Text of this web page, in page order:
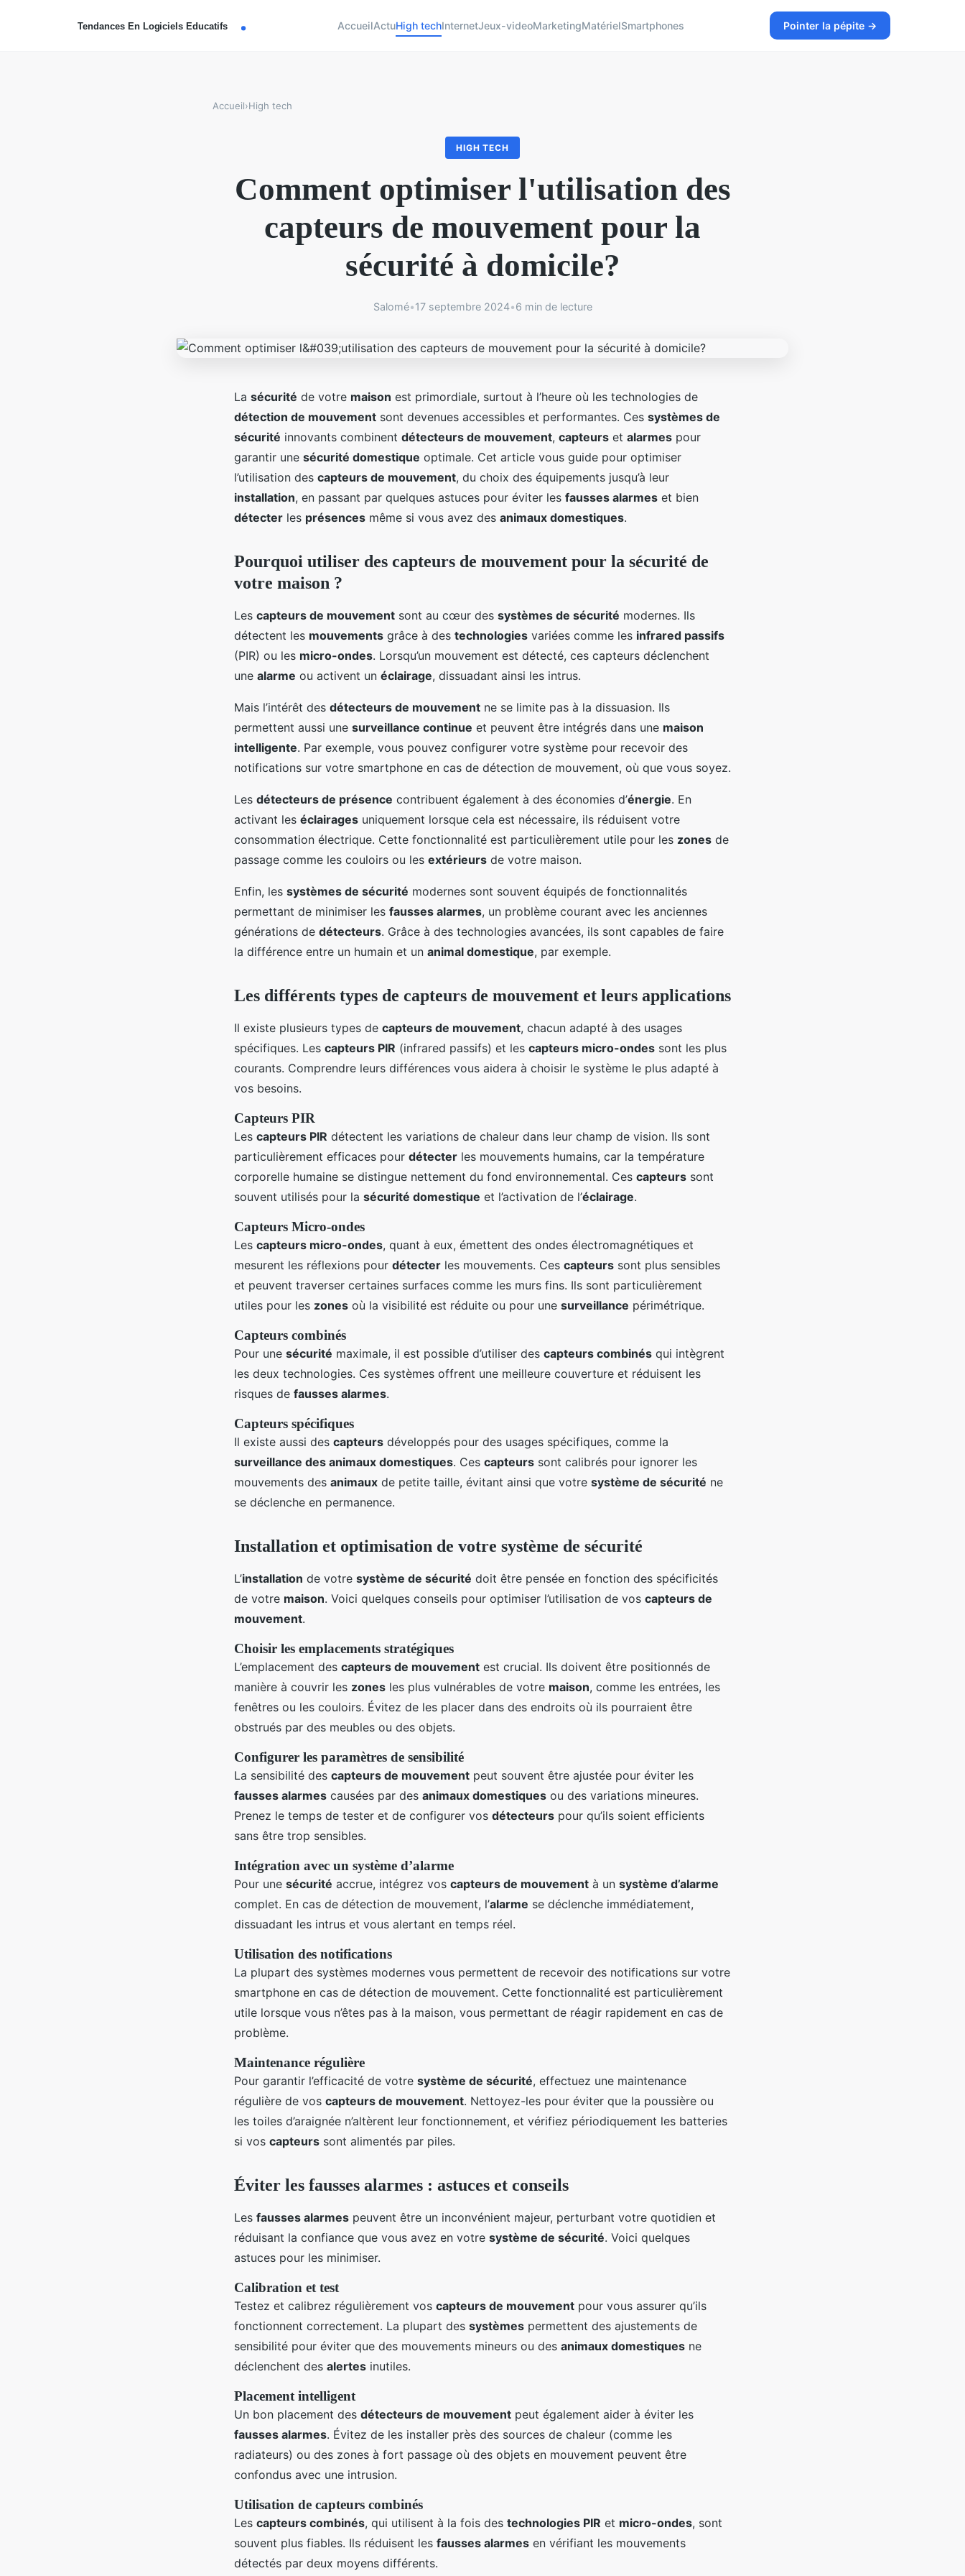
AccueilActuHigh techInternetJeux-videoMarketingMatérielSmartphones Pointer la pépite →
Accueil›High tech
HIGH TECH
Comment optimiser l'utilisation des
capteurs de mouvement pour la
sécurité à domicile?
Salomé•17 septembre 2024•6 min de lecture
La sécurité de votre maison est primordiale, surtout à l’heure où les technologies de
détection de mouvement sont devenues accessibles et performantes. Ces systèmes de
sécurité innovants combinent détecteurs de mouvement, capteurs et alarmes pour
garantir une sécurité domestique optimale. Cet article vous guide pour optimiser
l’utilisation des capteurs de mouvement, du choix des équipements jusqu’à leur
installation, en passant par quelques astuces pour éviter les fausses alarmes et bien
détecter les présences même si vous avez des animaux domestiques.
Pourquoi utiliser des capteurs de mouvement pour la sécurité de
votre maison ?
Les capteurs de mouvement sont au cœur des systèmes de sécurité modernes. Ils
détectent les mouvements grâce à des technologies variées comme les infrared passifs
(PIR) ou les micro-ondes. Lorsqu’un mouvement est détecté, ces capteurs déclenchent
une alarme ou activent un éclairage, dissuadant ainsi les intrus.
Mais l’intérêt des détecteurs de mouvement ne se limite pas à la dissuasion. Ils
permettent aussi une surveillance continue et peuvent être intégrés dans une maison
intelligente. Par exemple, vous pouvez configurer votre système pour recevoir des
notifications sur votre smartphone en cas de détection de mouvement, où que vous soyez.
Les détecteurs de présence contribuent également à des économies d’énergie. En
activant les éclairages uniquement lorsque cela est nécessaire, ils réduisent votre
consommation électrique. Cette fonctionnalité est particulièrement utile pour les zones de
passage comme les couloirs ou les extérieurs de votre maison.
Enfin, les systèmes de sécurité modernes sont souvent équipés de fonctionnalités
permettant de minimiser les fausses alarmes, un problème courant avec les anciennes
générations de détecteurs. Grâce à des technologies avancées, ils sont capables de faire
la différence entre un humain et un animal domestique, par exemple.
Les différents types de capteurs de mouvement et leurs applications
Il existe plusieurs types de capteurs de mouvement, chacun adapté à des usages
spécifiques. Les capteurs PIR (infrared passifs) et les capteurs micro-ondes sont les plus
courants. Comprendre leurs différences vous aidera à choisir le système le plus adapté à
vos besoins.
Capteurs PIR
Les capteurs PIR détectent les variations de chaleur dans leur champ de vision. Ils sont
particulièrement efficaces pour détecter les mouvements humains, car la température
corporelle humaine se distingue nettement du fond environnemental. Ces capteurs sont
souvent utilisés pour la sécurité domestique et l’activation de l’éclairage.
Capteurs Micro-ondes
Les capteurs micro-ondes, quant à eux, émettent des ondes électromagnétiques et
mesurent les réflexions pour détecter les mouvements. Ces capteurs sont plus sensibles
et peuvent traverser certaines surfaces comme les murs fins. Ils sont particulièrement
utiles pour les zones où la visibilité est réduite ou pour une surveillance périmétrique.
Capteurs combinés
Pour une sécurité maximale, il est possible d’utiliser des capteurs combinés qui intègrent
les deux technologies. Ces systèmes offrent une meilleure couverture et réduisent les
risques de fausses alarmes.
Capteurs spécifiques
Il existe aussi des capteurs développés pour des usages spécifiques, comme la
surveillance des animaux domestiques. Ces capteurs sont calibrés pour ignorer les
mouvements des animaux de petite taille, évitant ainsi que votre système de sécurité ne
se déclenche en permanence.
Installation et optimisation de votre système de sécurité
L’installation de votre système de sécurité doit être pensée en fonction des spécificités
de votre maison. Voici quelques conseils pour optimiser l’utilisation de vos capteurs de
mouvement.
Choisir les emplacements stratégiques
L’emplacement des capteurs de mouvement est crucial. Ils doivent être positionnés de
manière à couvrir les zones les plus vulnérables de votre maison, comme les entrées, les
fenêtres ou les couloirs. Évitez de les placer dans des endroits où ils pourraient être
obstrués par des meubles ou des objets.
Configurer les paramètres de sensibilité
La sensibilité des capteurs de mouvement peut souvent être ajustée pour éviter les
fausses alarmes causées par des animaux domestiques ou des variations mineures.
Prenez le temps de tester et de configurer vos détecteurs pour qu’ils soient efficients
sans être trop sensibles.
Intégration avec un système d’alarme
Pour une sécurité accrue, intégrez vos capteurs de mouvement à un système d’alarme
complet. En cas de détection de mouvement, l’alarme se déclenche immédiatement,
dissuadant les intrus et vous alertant en temps réel.
Utilisation des notifications
La plupart des systèmes modernes vous permettent de recevoir des notifications sur votre
smartphone en cas de détection de mouvement. Cette fonctionnalité est particulièrement
utile lorsque vous n’êtes pas à la maison, vous permettant de réagir rapidement en cas de
problème.
Maintenance régulière
Pour garantir l’efficacité de votre système de sécurité, effectuez une maintenance
régulière de vos capteurs de mouvement. Nettoyez-les pour éviter que la poussière ou
les toiles d’araignée n’altèrent leur fonctionnement, et vérifiez périodiquement les batteries
si vos capteurs sont alimentés par piles.
Éviter les fausses alarmes : astuces et conseils
Les fausses alarmes peuvent être un inconvénient majeur, perturbant votre quotidien et
réduisant la confiance que vous avez en votre système de sécurité. Voici quelques
astuces pour les minimiser.
Calibration et test
Testez et calibrez régulièrement vos capteurs de mouvement pour vous assurer qu’ils
fonctionnent correctement. La plupart des systèmes permettent des ajustements de
sensibilité pour éviter que des mouvements mineurs ou des animaux domestiques ne
déclenchent des alertes inutiles.
Placement intelligent
Un bon placement des détecteurs de mouvement peut également aider à éviter les
fausses alarmes. Évitez de les installer près des sources de chaleur (comme les
radiateurs) ou des zones à fort passage où des objets en mouvement peuvent être
confondus avec une intrusion.
Utilisation de capteurs combinés
Les capteurs combinés, qui utilisent à la fois des technologies PIR et micro-ondes, sont
souvent plus fiables. Ils réduisent les fausses alarmes en vérifiant les mouvements
détectés par deux moyens différents.